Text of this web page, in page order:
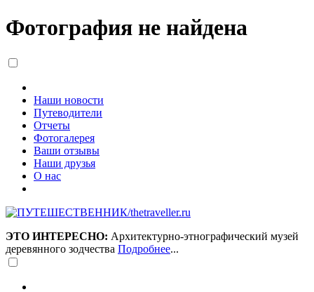
Фотография не найдена
Наши новости
Путеводители
Отчеты
Фотогалерея
Ваши отзывы
Наши друзья
О нас
ЭТО ИНТЕРЕСНО: Архитектурно-этнографический музей
деревянного зодчества Подробнее...